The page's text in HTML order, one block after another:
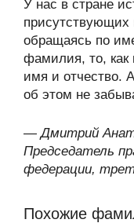
У нас в стране
присутствующих
обращаясь по
фамилия, то, как
имя и отчество.
об этом не
—Дмитрий
Председатель
федерации,
Похожие